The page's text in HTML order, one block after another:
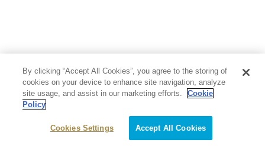
By clicking “Accept All Cookies”, you agree to the storing of
cookies on your device to enhance site navigation, analyze
site usage, and assist in our marketing efforts.
Cookie
Policy
Cookies Settings Accept All Cookies